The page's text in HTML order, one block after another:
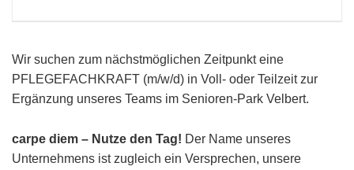
Wir suchen zum nächstmöglichen Zeitpunkt eine
PFLEGEFACHKRAFT (m/w/d) in Voll- oder Teilzeit zur
Ergänzung unseres Teams im Senioren-Park Velbert.
carpe diem – Nutze den Tag! Der Name unseres
Unternehmens ist zugleich ein Versprechen, unsere